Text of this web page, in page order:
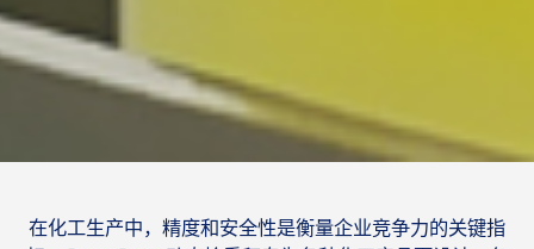
在化工生产中，精度和安全性是衡量企业竞争力的关键指